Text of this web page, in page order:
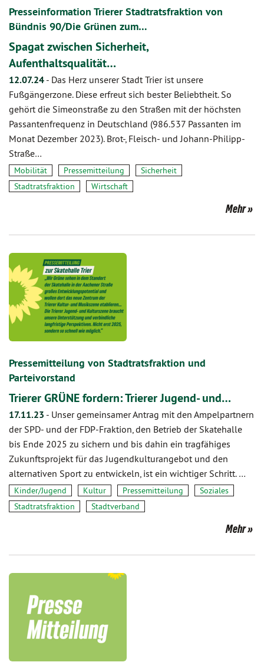
Presseinformation Trierer Stadtratsfraktion von
Bündnis 90/Die Grünen zum…
Spagat zwischen Sicherheit,
Aufenthaltsqualität…
12.07.24 - Das Herz unserer Stadt Trier ist unsere
Fußgängerzone. Diese erfreut sich bester Beliebtheit. So
gehört die Simeonstraße zu den Straßen mit der höchsten
Passantenfrequenz in Deutschland (986.537 Passanten im
Monat Dezember 2023). Brot-, Fleisch- und Johann-Philipp-
Straße…
Mobilität Pressemitteilung
Sicherheit
Stadtratsfraktion
Wirtschaft
Mehr
Pressemitteilung von Stadtratsfraktion und
Parteivorstand
Trierer GRÜNE fordern: Trierer Jugend- und…
17.11.23 - Unser gemeinsamer Antrag mit den Ampelpartnern
der SPD- und der FDP-Fraktion, den Betrieb der Skatehalle
bis Ende 2025 zu sichern und bis dahin ein tragfähiges
Zukunftsprojekt für das Jugendkulturangebot und den
alternativen Sport zu entwickeln, ist ein wichtiger Schritt. …
Kinder/Jugend Kultur Pressemitteilung
Soziales
Stadtratsfraktion
Stadtverband
Mehr